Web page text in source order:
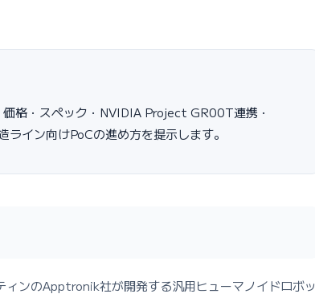
格・スペック・NVIDIA Project GR00T連携・
イン向けPoCの進め方を提示します。
ンのApptronik社が開発する汎用ヒューマノイドロボ